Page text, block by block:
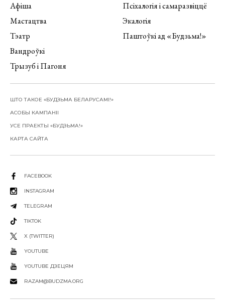
Афіша
Мастацтва
Тэатр
Вандроўкі
Трызуб і Пагоня
Псіхалогія і самаразвіццё
Экалогія
Паштоўкі ад «Будзьма!»
ШТО ТАКОЕ «БУДЗЬМА БЕЛАРУСАМІ!»
АСОБЫ КАМПАНІІ
УСЕ ПРАЕКТЫ «БУДЗЬМА!»
КАРТА САЙТА
FACEBOOK
INSTAGRAM
TELEGRAM
TIKTOK
X (TWITTER)
YOUTUBE
YOUTUBE ДЗЕЦЯМ
RAZAM@BUDZMA.ORG